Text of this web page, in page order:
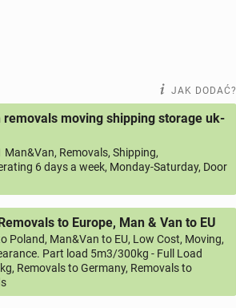
JAK DODAĆ?
removals moving shipping storage uk-
Man&Van, Removals, Shipping,
6 days a week, Monday-Saturday, Door
to Europe, Man & Van to EU
Poland, Man&Van to EU, Low Cost, Moving,
Part load 5m3/300kg - Full Load
Removals to Germany, Removals to